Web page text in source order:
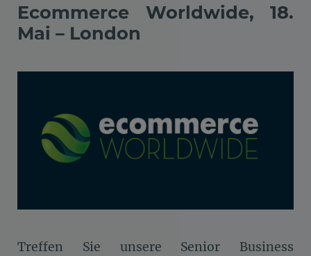
Ecommerce Worldwide, 18.
Mai – London
Treffen Sie unsere Senior Business